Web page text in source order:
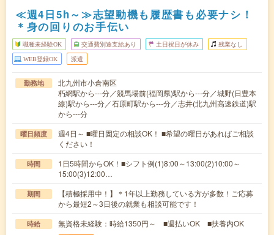
≪週4日5h～≫志望動機も履歴書も必要ナシ！
＊身の回りのお手伝い
職種未経験OK 交通費別途支給あり 土日祝日が休み 残業なし
WEB登録OK 派遣
勤務地
北九州市小倉南区
朽網駅から---分／競馬場前(福岡県)駅から---分／城野(日豊本
線)駅から---分／石原町駅から---分／志井(北九州高速鉄道)駅
から---分
曜日頻度
週4日～ ■曜日固定の相談OK！ ■希望の曜日があればご相談
ください！
時間
1日5時間からOK！■シフト例(1)8:00～13:00(2)10:00～
15:00(3)12:00…
期間
【積極採用中！】＊1年以上勤務している方が多数！ご応募
から最短2～3日後の就業も相談可能です！
時給 無資格未経験：時給1350円～ ■週払いOK ■扶養内OK